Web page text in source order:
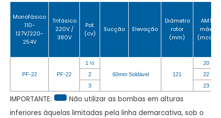
Monofásico
110-
127V/220-
254V
Trifásico
220V /
380V
Pot.
(cv)
Sucção Elevação
Diâmetro
rotor
(mm)
AMT
máx.
(mca)
PF-22 PF-22
1 ½
60mm Soldável
121
20
2
22
3
23
IMPORTANTE:
Não utilizar as bombas em alturas
inferiores àquelas limitadas pela linha demarcativa, sob o